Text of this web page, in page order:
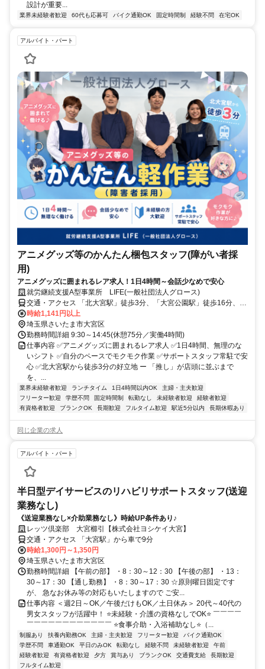
設計が重要...
業界未経験者歓迎 60代も応募可 バイク通勤OK 固定時間制 経験不問 在宅OK
アルバイト・パート
アニメグッズ等のかんたん梱包スタッフ(障がい者採
用)
アニメグッズに囲まれるレア求人！1日4時間～会話少なめで安心
就労継続支援A型事業所 LIFE(一般社団法人グロース)
交通・アクセス 「北大宮駅」徒歩3分、「大宮公園駅」徒歩16分、
「鉄道博物館駅」徒歩17分、「大宮駅」徒歩18分
時給1,141円以上
埼玉県さいたま市大宮区
勤務時間詳細 9:30～14:45(休憩75分／実働4時間)
仕事内容 ✅アニメグッズに囲まれるレア求人 ✅1日4時間、無理のな
いシフト ✅自分のペースでモクモク作業 ✅サポートスタッフ常駐で安
心 ✅北大宮駅から徒歩3分の好立地 ー 「推し」が店頭に並ぶまで
を、...
業界未経験者歓迎 ランチタイム 1日4時間以内OK
主婦・主夫歓迎
フリーター歓迎
学歴不問 固定時間制 転勤なし 未経験者歓迎
経験者歓迎
有資格者歓迎
ブランクOK 長期歓迎 フルタイム歓迎 駅近5分以内 長期休暇あり
同じ企業の求人
アルバイト・パート
半日型デイサービスのリハビリサポートスタッフ(送迎
業務なし)
《送迎業務なし×介助業務なし》時給UP条件あり♪
レッツ倶楽部 大宮櫛引【株式会社ヨシケイ大宮】
交通・アクセス 「大宮駅」から車で9分
時給1,300円～1,350円
埼玉県さいたま市大宮区
勤務時間詳細 【午前の部】 ・8：30～12：30 【午後の部】 ・13：
30～17：30 【通し勤務】 ・8：30～17：30 ☆原則曜日固定です
が、 急なお休み等の対応もいたしますので ご安...
仕事内容 ＜週2日～OK／午後だけもOK／土日休み＞ 20代～40代の
男女スタッフが活躍中！ ⭐未経験・介護の資格なしでOK⭐ ￣￣￣￣
￣￣￣￣￣￣￣￣￣￣￣￣ ⭐食事介助・入浴補助なし⭐（...
制服あり 扶養内勤務OK 主婦・主夫歓迎 フリーター歓迎
バイク通勤OK
学歴不問
車通勤OK 平日のみOK 転勤なし 経験不問 未経験者歓迎
午前
経験者歓迎
有資格者歓迎 夕方 賞与あり ブランクOK 交通費支給
長期歓迎
フルタイム歓迎